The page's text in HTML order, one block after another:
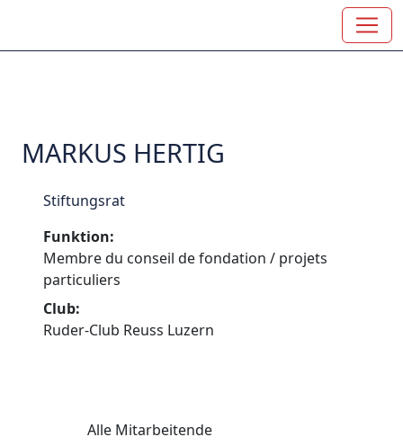
MARKUS HERTIG
Stiftungsrat
Funktion:
Membre du conseil de fondation / projets
particuliers
Club:
Ruder-Club Reuss Luzern
Alle Mitarbeitende